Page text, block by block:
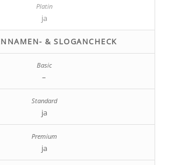
ja
& SLOGANCHECK
–
ja
ja